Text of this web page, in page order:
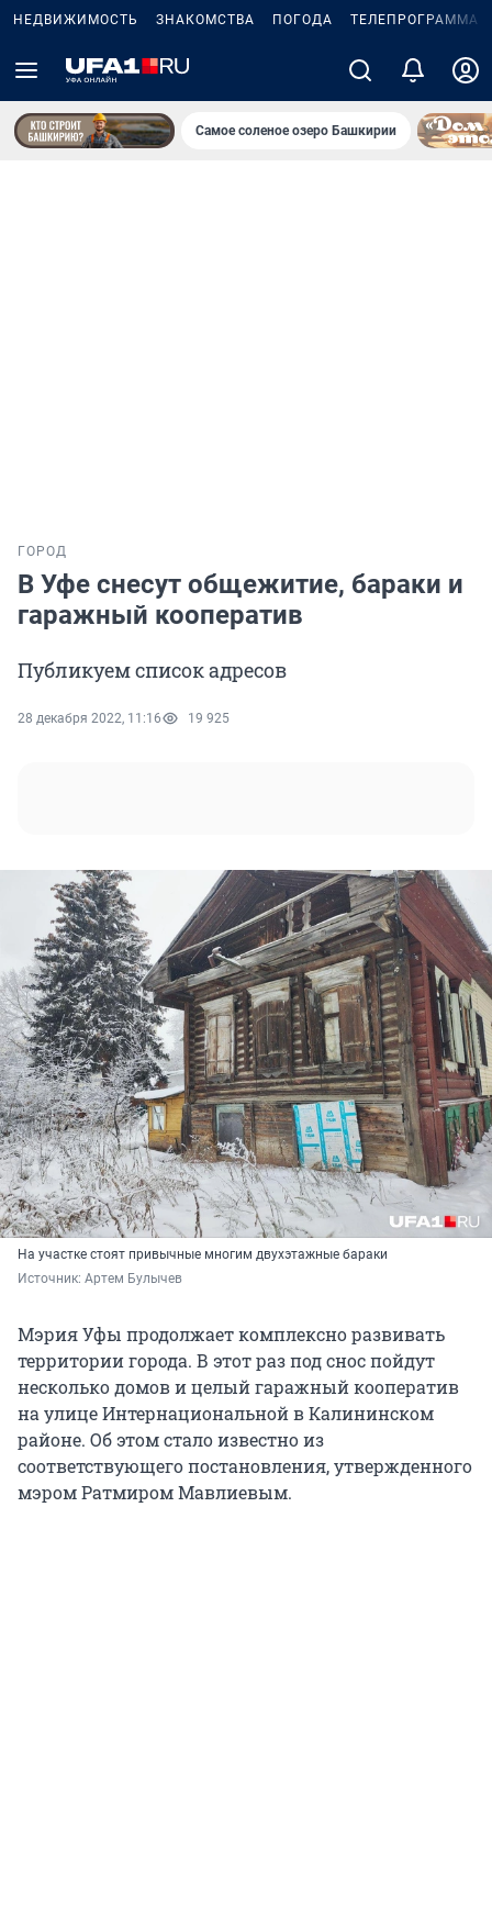
НЕДВИЖИМОСТЬ ЗНАКОМСТВА ПОГОДА ТЕЛЕПРОГРАММА
Самое соленое озеро Башкирии
ГОРОД
В Уфе снесут общежитие, бараки и
гаражный кооператив
Публикуем список адресов
28 декабря 2022, 11:16 19 925
На участке стоят привычные многим двухэтажные бараки
Источник: Артем Булычев
Мэрия Уфы продолжает комплексно развивать
территории города. В этот раз под снос пойдут
несколько домов и целый гаражный кооператив
на улице Интернациональной в Калининском
районе. Об этом стало известно из
соответствующего постановления, утвержденного
мэром Ратмиром Мавлиевым.